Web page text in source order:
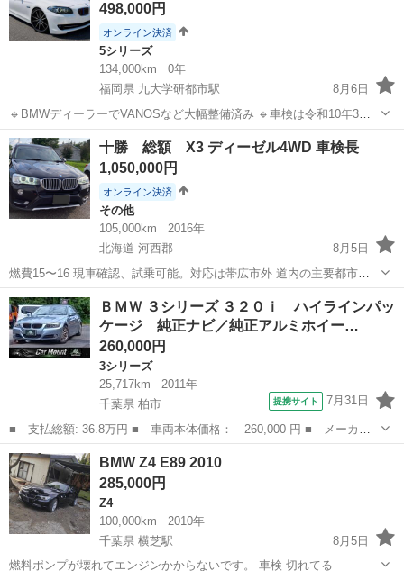
498,000円
オンライン決済
5シリーズ
134,000km
0年
福岡県 九大学研都市駅
8月6日
🔹BMWディーラーでVANOSなど大幅整備済み 🔹車検は令和10年3月
まで。そのまま乗って帰れます。 🔹20インチアルミ装着・純正アルミ
もお付けします。 画像はフロント リア 共に加工でナンバープレート
消してます。 ...
福岡 福岡市 九大学研都市駅 5シリーズ 車両
十勝 総額 X3 ディーゼル4WD 車検長
1,050,000円
オンライン決済
その他
105,000km
2016年
北海道 河西郡
8月5日
燃費15〜16 現車確認、試乗可能。対応は帯広市外 道内の主要都市近
郊であれば、別途で自搬の相談可 ACC,HUD,ブレーキホールド等のオ
プション装備 ドライブレコーダー パワーバックドア 総額てもと 3N
厳守
北海道 河西郡
ＢＭＷ ３シリーズ ３２０ｉ ハイラインパッ
ケージ 純正ナビ／純正アルミホイー…
260,000円
3シリーズ
25,717km
2011年
千葉県 柏市
提携サイト 7月31日
■ 支払総額: 36.8万円 ■ 車両本体価格： 260,000 円 ■ メーカー
名： ＢＭＷ ■ 車種名： ３シリーズ ■ グレード名： ３２０
ｉ ハイラインパッケージ 純正ナビ／純正アルミホイール／ＥＴＣ
／レザーシート...
千葉 柏市
BMW Z4 E89 2010
285,000円
Z4
100,000km
2010年
千葉県 横芝駅
8月5日
燃料ポンプが壊れてエンジンかからないです。 車検 切れてる